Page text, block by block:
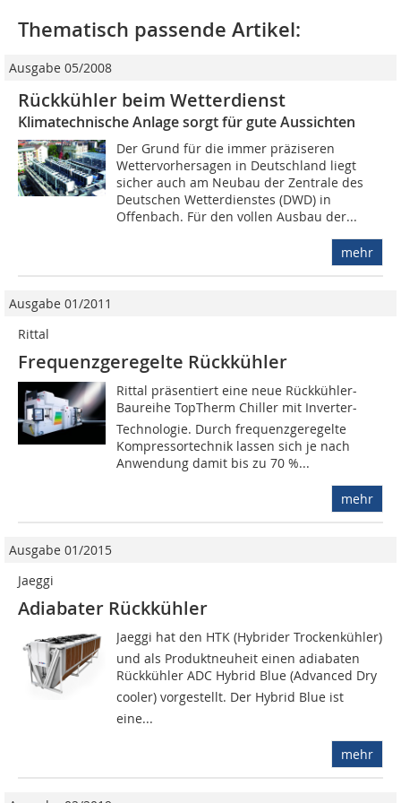
Thematisch passende Artikel:
Ausgabe 05/2008
Rückkühler beim Wetterdienst
Klimatechnische Anlage sorgt für gute Aussichten
Der Grund für die immer präziseren
Wettervorhersagen in Deutschland liegt
sicher auch am Neubau der Zentrale des
Deutschen Wetterdienstes (DWD) in
Offenbach. Für den vollen Ausbau der...
mehr
Ausgabe 01/2011
Rittal
Frequenzgeregelte Rückkühler
Rittal präsentiert eine neue Rückkühler-
Baureihe TopTherm Chiller mit Inverter-
Technologie. Durch frequenzgeregelte
Kompressor­­­technik lassen sich je nach
Anwendung damit bis zu 70 %...
mehr
Ausgabe 01/2015
Jaeggi
Adiabater Rückkühler
Jaeggi hat den HTK (Hybrider Trockenkühler)
und als Produktneuheit einen adiabaten
Rückkühler ADC Hybrid Blue (Advanced Dry
cooler) vorgestellt. Der Hybrid Blue ist
eine...
mehr